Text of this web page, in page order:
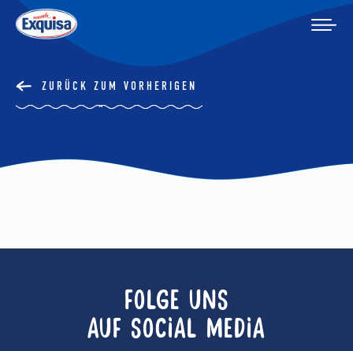
ZURÜCK ZUM VORHERIGEN
FOLGE UNS
AUF SOCIAL MEDIA